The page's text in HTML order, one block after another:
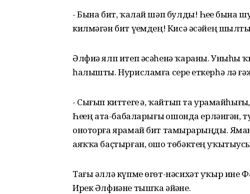
- Бына бит, ҡалай шәп булды! Һеҙҙе бына
килмәгән бит үҙемдең! Кисә әсәйең
Әлфиә ялп итеп әсәһенә ҡараны. Уныһы
һалышты. Нурисламға серҙе еткерһә лә
- Сығып киттегеҙ ҙә, ҡайтып та
Һеҙҙең ата-бабаларығыҙ ошонда
оноторға ярамай бит тамырҙарыңды.
аяҡҡа баҫтырған, ошо төбәктең
Тағы әллә күпме өгөт-нәсихәт уҡыр ине
Ирек Әлфиәне тышҡа әйҙәне.